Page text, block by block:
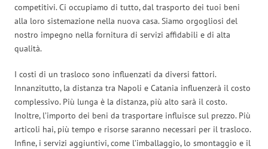
competitivi. Ci occupiamo di tutto, dal trasporto dei tuoi beni
alla loro sistemazione nella nuova casa. Siamo orgogliosi del
nostro impegno nella fornitura di servizi affidabili e di alta
qualità.
I costi di un trasloco sono influenzati da diversi fattori.
Innanzitutto, la distanza tra Napoli e Catania influenzerà il costo
complessivo. Più lunga è la distanza, più alto sarà il costo.
Inoltre, l’importo dei beni da trasportare influisce sul prezzo. Più
articoli hai, più tempo e risorse saranno necessari per il trasloco.
Infine, i servizi aggiuntivi, come l’imballaggio, lo smontaggio e il